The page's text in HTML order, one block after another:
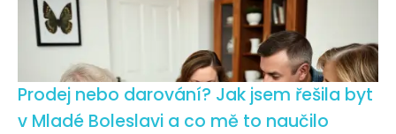
Prodej nebo darování? Jak jsem řešila byt
v Mladé Boleslavi a co mě to naučilo